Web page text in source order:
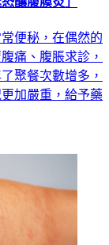
便秘，在偶然的
痛、腹脹求診，
聚餐次數增多，
加嚴重，給予藥